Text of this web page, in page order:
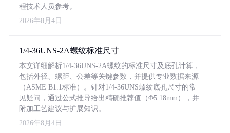
程技术人员参考。
2026年8月4日
1/4-36UNS-2A螺纹标准尺寸
本文详细解析1/4-36UNS-2A螺纹的标准尺寸及底孔计算，
包括外径、螺距、公差等关键参数，并提供专业数据来源
（ASME B1.1标准）。针对1/4-36UNS螺纹底孔尺寸的常
见疑问，通过公式推导给出精确推荐值（Φ5.18mm），并
附加工艺建议与扩展知识。
2026年8月4日